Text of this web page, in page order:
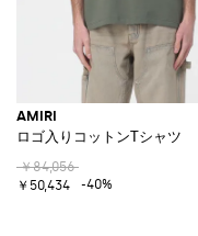
AMIRI
ロゴ入りコットンTシャツ
￥84,056
￥50,434
-40%